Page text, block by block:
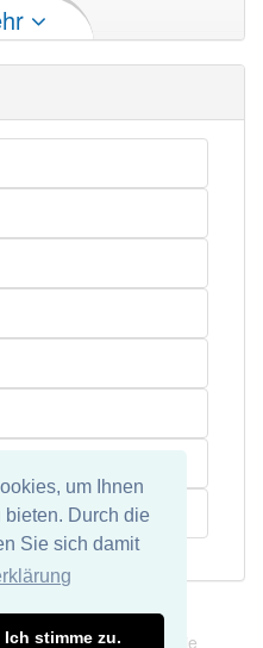
um Ihnen
Durch die
Sie sich damit
Ich stimme zu.
Gespräch
Dialog
und keine Haftung für die